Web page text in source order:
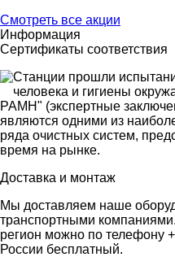
Смотреть все акции
Информация
Сертификаты соответствия
Станции прошли
человека и гигиены
РАМН" (экспертные
являются одними из
ряда очистных систем,
время на рынке.
Доставка и монтаж
Мы доставляем наше
транспортными
регион можно по телефону
России бесплатный.